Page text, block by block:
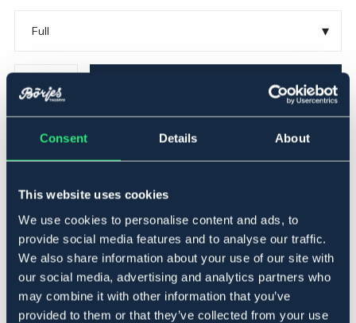
Consent Details About
This website uses cookies
We use cookies to personalise content and ads, to
provide social media features and to analyse our traffic.
We also share information about your use of our site with
our social media, advertising and analytics partners who
may combine it with other information that you’ve
provided to them or that they’ve collected from your use
Full ▾
Produktbeskrivning
Grimma med infrarött keramiskt tyg. Randig väv i svart
med grå rand. Ställbar nackrem på båda sidor för
symmetrisk justering samt ställbar under hakan. Hake i
käkrem. Liten logobadge på vänster sida.
Denna produkt har mineralsammansättning som i sin tur
gör att kroppsvärmen reflekteras och Infraröd energi
bildas. Denna energi har visat sig ge bra resultat för att